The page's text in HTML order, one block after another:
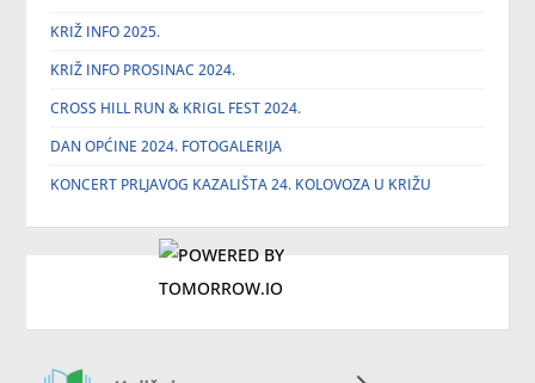
KRIŽ INFO 2025.
KRIŽ INFO PROSINAC 2024.
CROSS HILL RUN & KRIGL FEST 2024.
DAN OPĆINE 2024. FOTOGALERIJA
KONCERT PRLJAVOG KAZALIŠTA 24. KOLOVOZA U KRIŽU